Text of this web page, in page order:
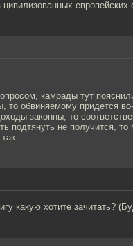
европейских
камрады тут
то обвиняемому придется
законны, то
подтянуть не получится,
какую хотите зачитать?